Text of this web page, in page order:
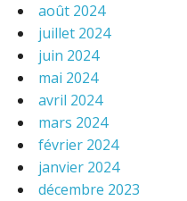
août 2024
juillet 2024
juin 2024
mai 2024
avril 2024
mars 2024
février 2024
janvier 2024
décembre 2023